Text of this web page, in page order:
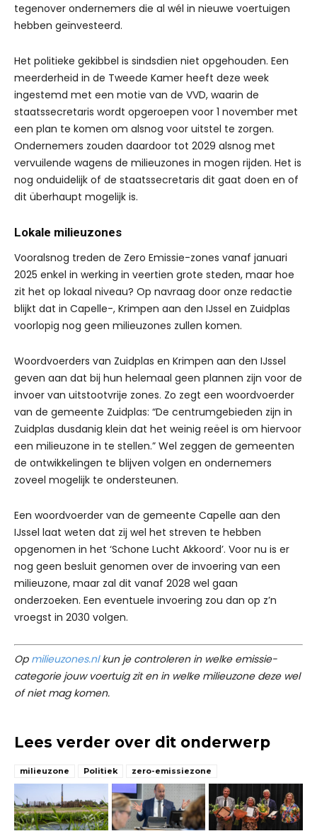
tegenover ondernemers die al wél in nieuwe voertuigen
hebben geïnvesteerd.
Het politieke gekibbel is sindsdien niet opgehouden. Een
meerderheid in de Tweede Kamer heeft deze week
ingestemd met een motie van de VVD, waarin de
staatssecretaris wordt opgeroepen voor 1 november met
een plan te komen om alsnog voor uitstel te zorgen.
Ondernemers zouden daardoor tot 2029 alsnog met
vervuilende wagens de milieuzones in mogen rijden. Het is
nog onduidelijk of de staatssecretaris dit gaat doen en of
dit überhaupt mogelijk is.
Lokale milieuzones
Vooralsnog treden de Zero Emissie-zones vanaf januari
2025 enkel in werking in veertien grote steden, maar hoe
zit het op lokaal niveau? Op navraag door onze redactie
blijkt dat in Capelle-, Krimpen aan den IJssel en Zuidplas
voorlopig nog geen milieuzones zullen komen.
Woordvoerders van Zuidplas en Krimpen aan den IJssel
geven aan dat bij hun helemaal geen plannen zijn voor de
invoer van uitstootvrije zones. Zo zegt een woordvoerder
van de gemeente Zuidplas: “De centrumgebieden zijn in
Zuidplas dusdanig klein dat het weinig reëel is om hiervoor
een milieuzone in te stellen.” Wel zeggen de gemeenten
de ontwikkelingen te blijven volgen en ondernemers
zoveel mogelijk te ondersteunen.
Een woordvoerder van de gemeente Capelle aan den
IJssel laat weten dat zij wel het streven te hebben
opgenomen in het ‘Schone Lucht Akkoord’. Voor nu is er
nog geen besluit genomen over de invoering van een
milieuzone, maar zal dit vanaf 2028 wel gaan
onderzoeken. Een eventuele invoering zou dan op z’n
vroegst in 2030 volgen.
Op milieuzones.nlkun je controleren in welke emissie-
categorie jouw voertuig zit en in welke milieuzone deze wel
of niet mag komen.
Lees verder over dit onderwerp
milieuzone Politiek zero-emissiezone